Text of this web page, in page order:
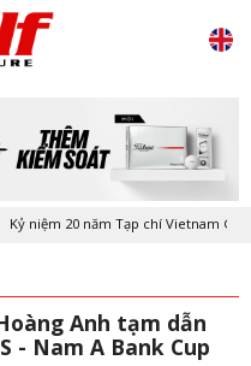
20 năm Tạp chí Vietnam Golf &
Anh tạm dẫn
- Nam A Bank Cup